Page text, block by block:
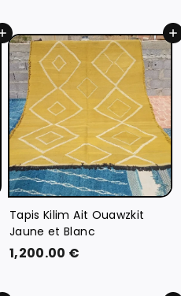
.
0
0
€
Ajouter au panier Ajouter au panier
Tapis Kilim Ait Ouawzkit
Jaune et Blanc
1,200.00 €